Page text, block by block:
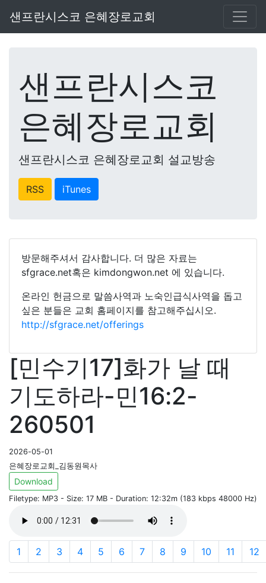
샌프란시스코 은혜장로교회
샌프란시스코
은혜장로교회
샌프란시스코 은혜장로교회 설교방송
RSS iTunes
방문해주셔서 감사합니다. 더 많은 자료는
sfgrace.net혹은 kimdongwon.net 에 있습니다.
온라인 헌금으로 말씀사역과 노숙인급식사역을 돕고
싶은 분들은 교회 홈페이지를 참고해주십시오.
http://sfgrace.net/offerings
[민수기17]화가 날 때
기도하라-민16:2-
260501
2026-05-01
은혜장로교회_김동원목사
Download
Filetype: MP3 - Size: 17 MB - Duration: 12:32m (183 kbps 48000 Hz)
1 2 3 4 5 6 7 8 9 10 11 12